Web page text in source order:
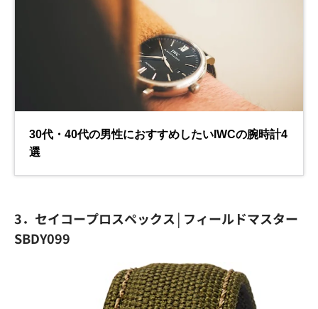
3．セイコープロスペックス│フィールドマスター
SBDY099